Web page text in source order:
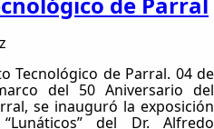
Tecnológico de Parral. 04 de
del 50 Aniversario del
se inauguró la exposición
del Dr. Alfredo